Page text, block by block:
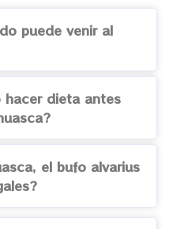
puede venir al
hacer dieta antes
el bufo alvarius